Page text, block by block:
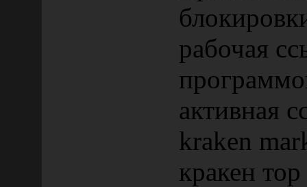
рабочая
активная
kraken
кракен